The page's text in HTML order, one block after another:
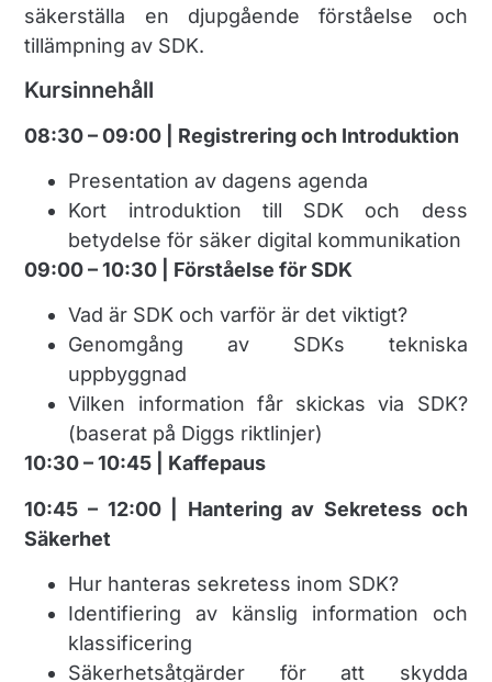
säkerställa en djupgående förståelse och
tillämpning av SDK.
Kursinnehåll
08:30 – 09:00 | Registrering och Introduktion
Presentation av dagens agenda
Kort introduktion till SDK och dess
betydelse för säker digital kommunikation
09:00 – 10:30 | Förståelse för SDK
Vad är SDK och varför är det viktigt?
Genomgång av SDKs tekniska
uppbyggnad
Vilken information får skickas via SDK?
(baserat på Diggs riktlinjer)
10:30 – 10:45 | Kaffepaus
10:45 – 12:00 | Hantering av Sekretess och
Säkerhet
Hur hanteras sekretess inom SDK?
Identifiering av känslig information och
klassificering
Säkerhetsåtgärder för att skydda